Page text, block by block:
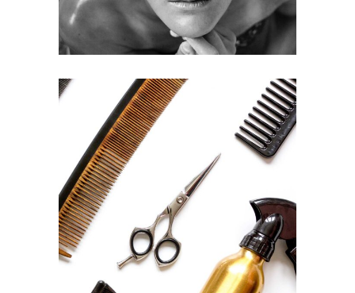
CURLS
HAIRSTYLE